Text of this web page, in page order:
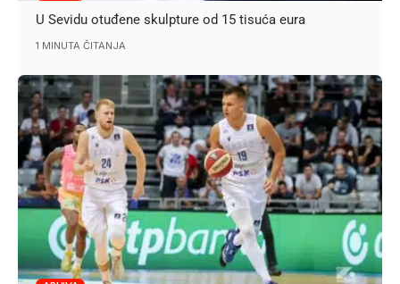
U Sevidu otuđene skulpture od 15 tisuća eura
1 MINUTA ČITANJA